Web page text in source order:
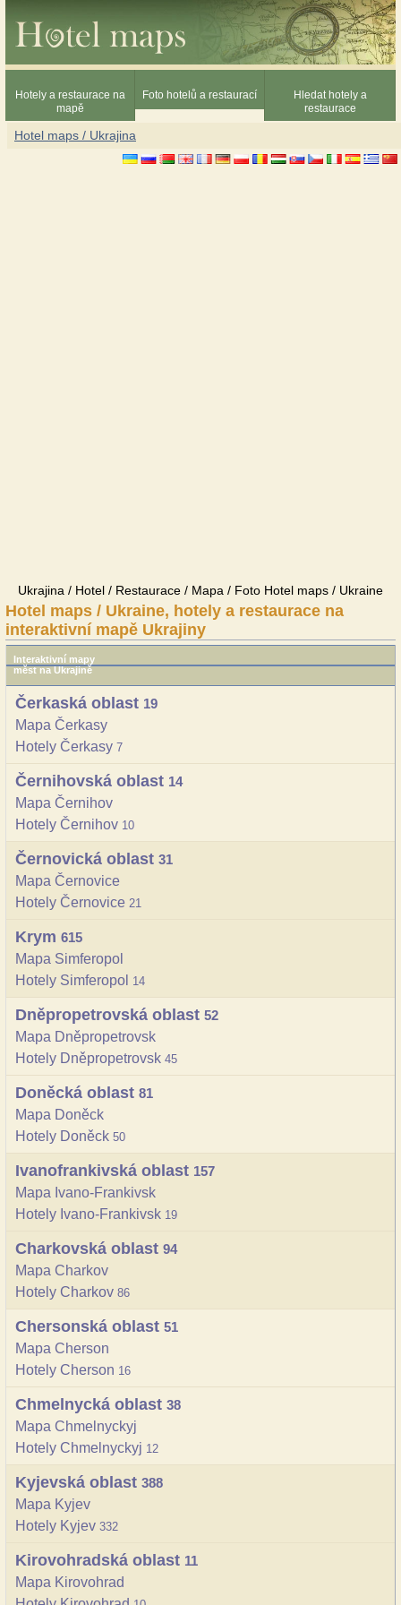
Hotely a restaurace na
mapě
Foto hotelů a restaurací
Hledat hotely a
restaurace
Hotel maps / Ukrajina
Ukrajina / Hotel / Restaurace / Mapa / Foto Hotel maps / Ukraine
Hotel maps / Ukraine, hotely a restaurace na
interaktivní mapě Ukrajiny
Interaktivní mapy
měst na Ukrajině
Čerkaská oblast 19
Mapa Čerkasy
Hotely Čerkasy 7
Černihovská oblast 14
Mapa Černihov
Hotely Černihov 10
Černovická oblast 31
Mapa Černovice
Hotely Černovice 21
Krym 615
Mapa Simferopol
Hotely Simferopol 14
Dněpropetrovská oblast 52
Mapa Dněpropetrovsk
Hotely Dněpropetrovsk 45
Doněcká oblast 81
Mapa Doněck
Hotely Doněck 50
Ivanofrankivská oblast 157
Mapa Ivano-Frankivsk
Hotely Ivano-Frankivsk 19
Charkovská oblast 94
Mapa Charkov
Hotely Charkov 86
Chersonská oblast 51
Mapa Cherson
Hotely Cherson 16
Chmelnycká oblast 38
Mapa Chmelnyckyj
Hotely Chmelnyckyj 12
Kyjevská oblast 388
Mapa Kyjev
Hotely Kyjev 332
Kirovohradská oblast 11
Mapa Kirovohrad